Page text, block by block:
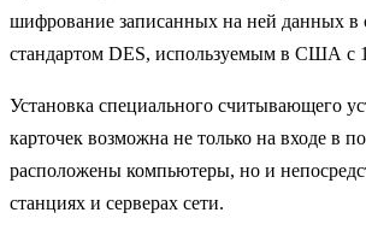
шифрование записанных на ней данных в
стандартом DES, используемым в США с
Установка специального считывающего
карточек возможна не только на входе в
расположены компьютеры, но и
станциях и серверах сети.